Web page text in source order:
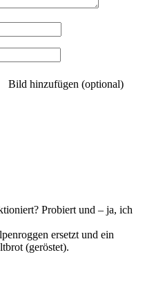
Bild hinzufügen (optional)
Probiert und – ja, ich
ersetzt und ein
(geröstet).